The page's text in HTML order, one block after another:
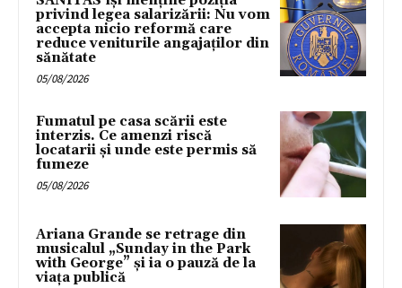
privind legea salarizării: Nu vom
accepta nicio reformă care
reduce veniturile angajaților din
sănătate
05/08/2026
Fumatul pe casa scării este
interzis. Ce amenzi riscă
locatarii și unde este permis să
fumeze
05/08/2026
Ariana Grande se retrage din
musicalul „Sunday in the Park
with George” și ia o pauză de la
viața publică